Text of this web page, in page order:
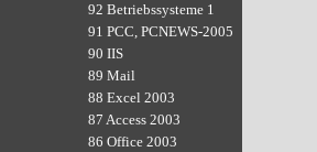
92 Betriebssysteme 1
91 PCC, PCNEWS-2005
90 IIS
89 Mail
88 Excel 2003
87 Access 2003
86 Office 2003